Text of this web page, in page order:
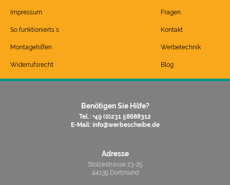
Impressum
So funktionierts`s
Montagehilfen
Widerrufsrecht
Fragen
Kontakt
Werbetechnik
Blog
Benötigen Sie Hilfe?
Tel.: +49 (0)231 58688312
E-Mail: info@werbescheibe.de
Adresse
Stolzestrasse 23-25
44139 Dortmund